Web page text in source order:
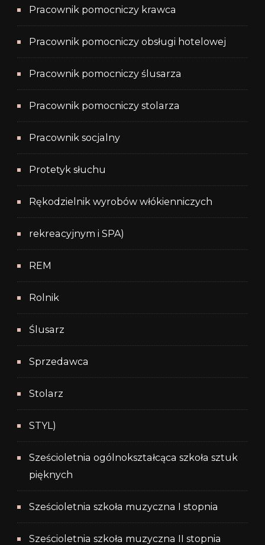
Pracownik pomocniczy krawca
Pracownik pomocniczy obsługi hotelowej
Pracownik pomocniczy ślusarza
Pracownik pomocniczy stolarza
Pracownik socjalny
Protetyk słuchu
Rękodzielnik wyrobów włókienniczych
rekreacyjnym i SPA)
REM
Rolnik
Ślusarz
Sprzedawca
Stolarz
STYL)
Sześcioletnia ogólnokształcąca szkoła sztuk
pięknych
Sześcioletnia szkoła muzyczna I stopnia
Sześcioletnia szkoła muzyczna II stopnia